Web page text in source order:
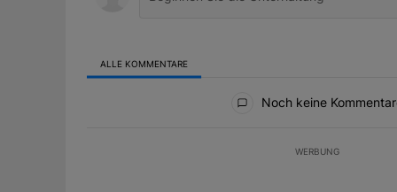
ALLE KOMMENTARE
Noch keine
WERBUNG